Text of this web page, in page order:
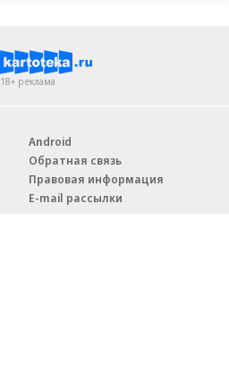
18+ реклама
Android
Обратная связь
Правовая информация
E-mail рассылки